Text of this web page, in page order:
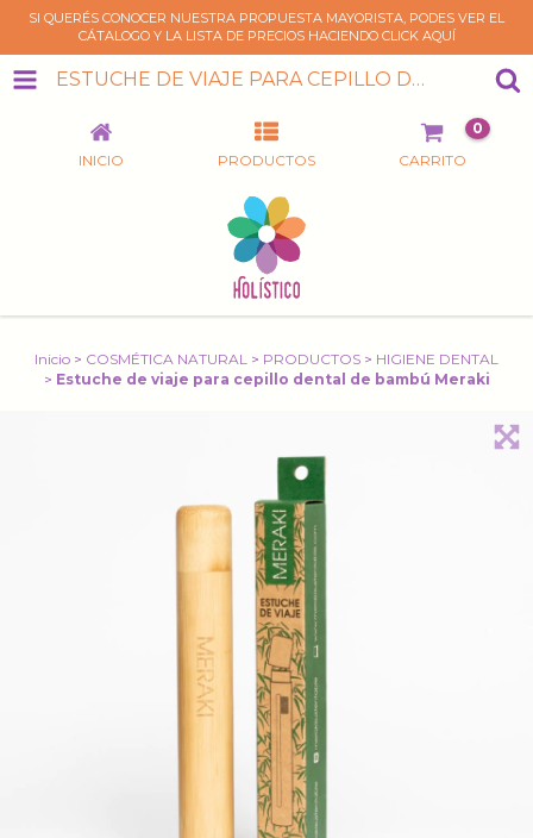
SI QUERÉS CONOCER NUESTRA PROPUESTA MAYORISTA, PODES VER EL
CÁTALOGO Y LA LISTA DE PRECIOS HACIENDO CLICK AQUÍ
ESTUCHE DE VIAJE PARA CEPILLO DENTAL DE BAMBÚ MERAKI
INICIO PRODUCTOS CARRITO
0
Inicio > COSMÉTICA NATURAL > PRODUCTOS > HIGIENE DENTAL
> Estuche de viaje para cepillo dental de bambú Meraki